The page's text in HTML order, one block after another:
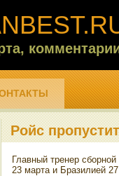
Ройс
Главный тренер
23 марта и Бразилией